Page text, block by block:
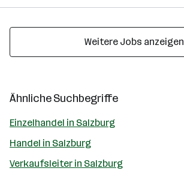
Weitere Jobs anzeigen
Ähnliche Suchbegriffe
Einzelhandel in Salzburg
Handel in Salzburg
Verkaufsleiter in Salzburg